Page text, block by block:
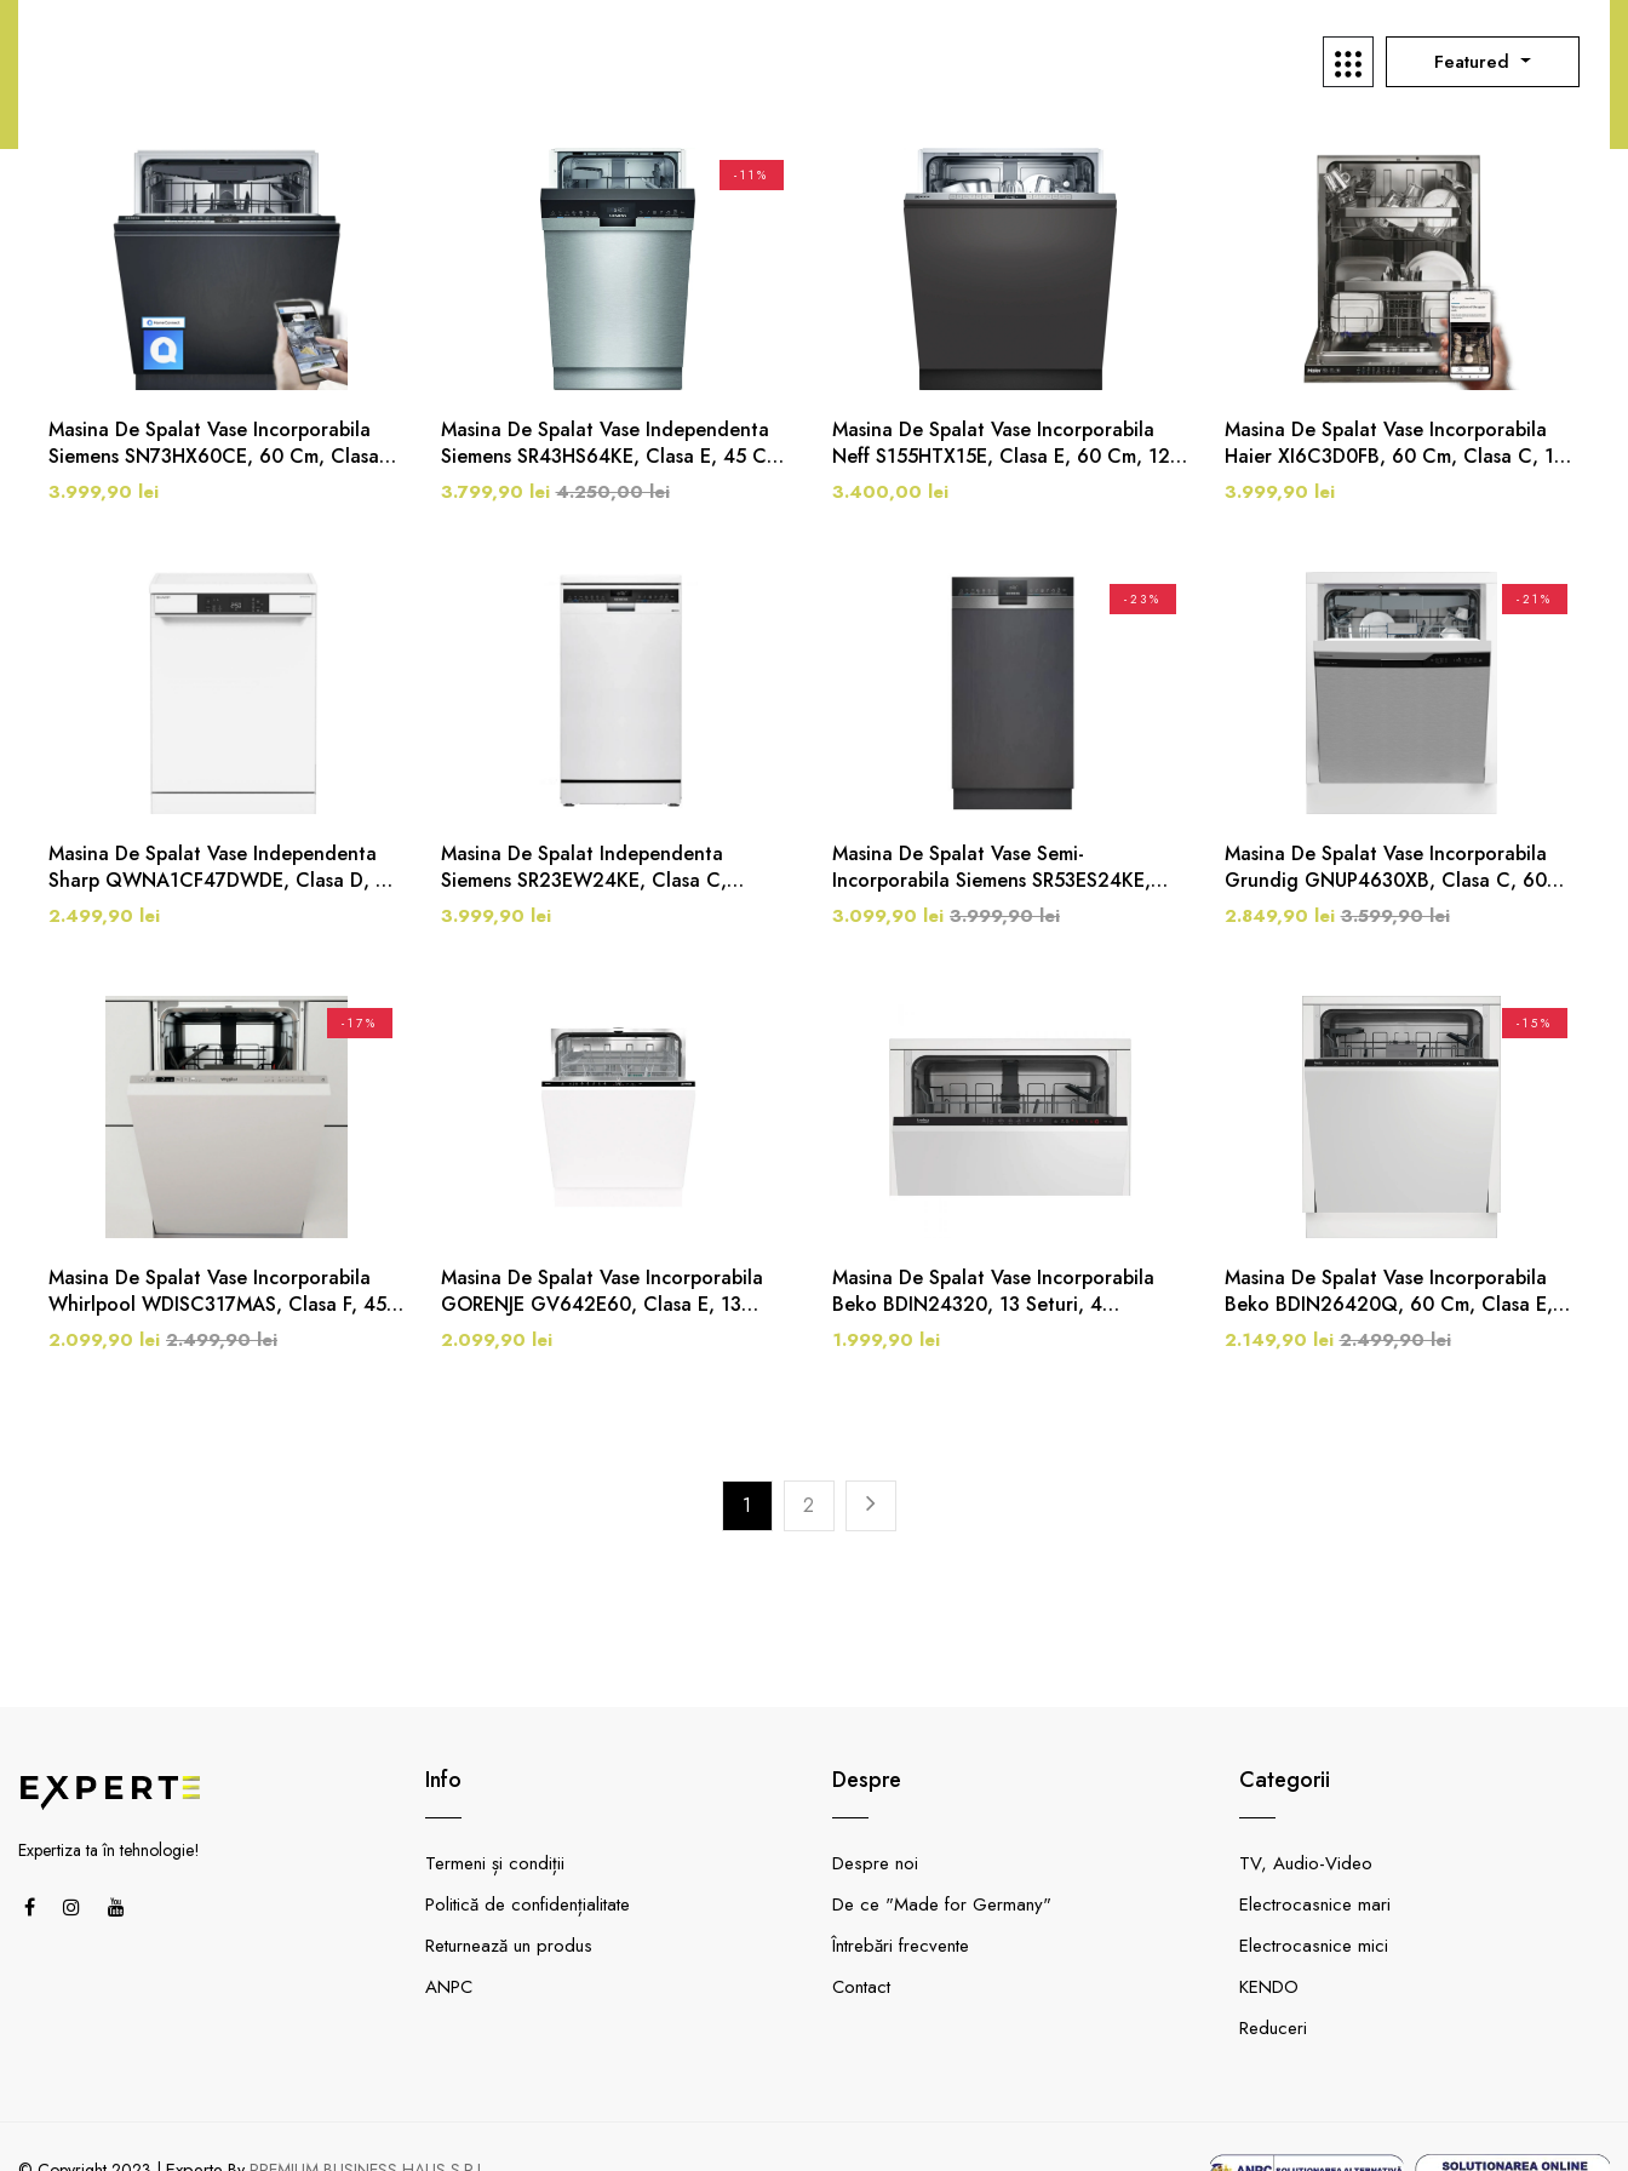
Featured
Masina De Spalat Vase Incorporabila
Siemens SN73HX60CE, 60 Cm, Clasa
D, VarioSpeed Plus, Home Connect, 6
Programe, 14 Seturi, Inox
3.999,90 lei
-11%
Masina De Spalat Vase Independenta
Siemens SR43HS64KE, Clasa E, 45 Cm,
9 Seturi, 6 Programe, Inox
3.799,90 lei 4.250,00 lei
Masina De Spalat Vase Incorporabila
Neff S155HTX15E, Clasa E, 60 Cm, 12
Seturi, 6 Programe, Inox
3.400,00 lei
Masina De Spalat Vase Incorporabila
Haier XI6C3D0FB, 60 Cm, Clasa C, 16
Seturi, 9 Programe, Inox
3.999,90 lei
Masina De Spalat Vase Independenta
Sharp QWNA1CF47DWDE, Clasa D, 60
Cm, 13 Seturi, 4 Programe, Alb
2.499,90 lei
Masina De Spalat Independenta
Siemens SR23EW24KE, Clasa C,
HomeConnect, 10 Seturi, 6 Programe,
3.999,90 lei
-23%
Masina De Spalat Vase Semi-
Incorporabila Siemens SR53ES24KE,
Clasa C, 45 Cm, 10 Seturi, 6 Programe,
3.099,90 lei 3.999,90 lei
-21%
Masina De Spalat Vase Incorporabila
Grundig GNUP4630XB, Clasa C, 60
Cm, 16 Seturi, 6 Programe, Inox
2.849,90 lei 3.599,90 lei
-17%
Masina De Spalat Vase Incorporabila
Whirlpool WDISC317MAS, Clasa F, 45
Cm, 10 Seturi, 6 Programe, Argintiu
2.099,90 lei 2.499,90 lei
Masina De Spalat Vase Incorporabila
GORENJE GV642E60, Clasa E, 13
Seturi, 6 Programe, 60 Cm, Negru
2.099,90 lei
Masina De Spalat Vase Incorporabila
Beko BDIN24320, 13 Seturi, 4
Programe, Clasa E, SuperRinse,
Clean&Shine, Mini 30’, Flexible
1.999,90 lei
-15%
Masina De Spalat Vase Incorporabila
Beko BDIN26420Q, 60 Cm, Clasa E,
14 Seturi, 6 Programe, Inox
2.149,90 lei 2.499,90 lei
1 2
Expertiza ta în tehnologie!
Info
Termeni și condiții
Politică de confidențialitate
Returnează un produs
ANPC
Despre
Despre noi
De ce "Made for Germany"
Întrebări frecvente
Contact
Categorii
TV, Audio-Video
Electrocasnice mari
Electrocasnice mici
KENDO
Reduceri